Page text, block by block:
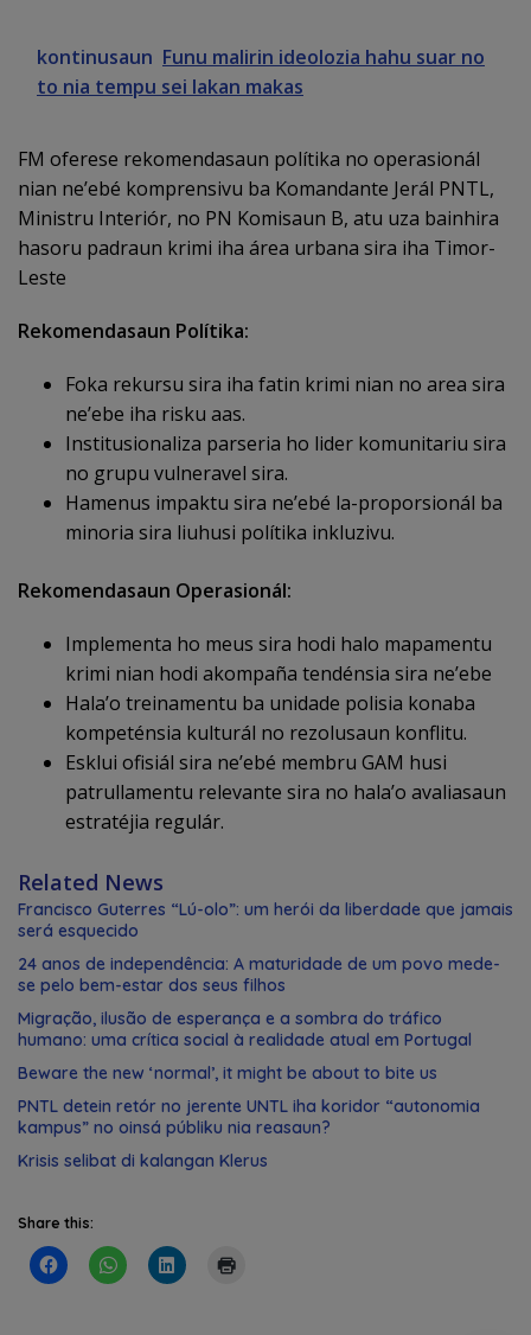
kontinusaun Funu malirin ideolozia hahu suar no
to nia tempu sei lakan makas
FM oferese rekomendasaun polítika no operasionál
nian ne’ebé komprensivu ba Komandante Jerál PNTL,
Ministru Interiór, no PN Komisaun B, atu uza bainhira
hasoru padraun krimi iha área urbana sira iha Timor-
Leste
Rekomendasaun Polítika:
Foka rekursu sira iha fatin krimi nian no area sira
ne’ebe iha risku aas.
Institusionaliza parseria ho lider komunitariu sira
no grupu vulneravel sira.
Hamenus impaktu sira ne’ebé la-proporsionál ba
minoria sira liuhusi polítika inkluzivu.
Rekomendasaun Operasionál:
Implementa ho meus sira hodi halo mapamentu
krimi nian hodi akompaña tendénsia sira ne’ebe
Hala’o treinamentu ba unidade polisia konaba
kompeténsia kulturál no rezolusaun konflitu.
Esklui ofisiál sira ne’ebé membru GAM husi
patrullamentu relevante sira no hala’o avaliasaun
estratéjia regulár.
Related News
Francisco Guterres “Lú-olo”: um herói da liberdade que jamais
será esquecido
24 anos de independência: A maturidade de um povo mede-
se pelo bem-estar dos seus filhos
Migração, ilusão de esperança e a sombra do tráfico
humano: uma crítica social à realidade atual em Portugal
Beware the new ‘normal’, it might be about to bite us
PNTL detein retór no jerente UNTL iha koridor “autonomia
kampus” no oinsá públiku nia reasaun?
Krisis selibat di kalangan Klerus
Share this: